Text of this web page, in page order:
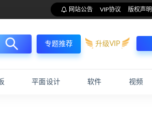
网站公告 VIP协议 版权声明
专题推荐 升级VIP
平面设计 软件 视频